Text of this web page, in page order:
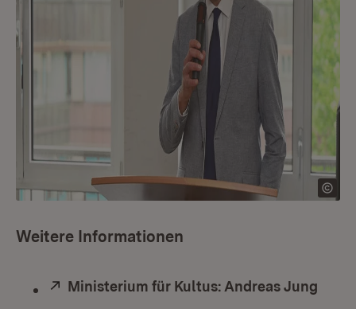
Weitere Informationen
Extern:
Ministerium für Kultus: Andreas Jung